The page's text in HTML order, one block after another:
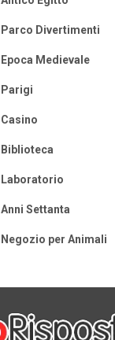
Divertimenti
Medievale
Settanta
per Animali